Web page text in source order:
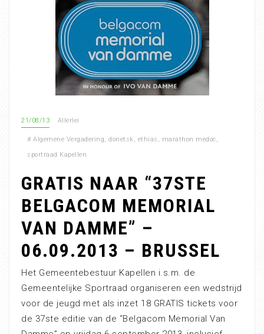
21/08/13 Allerlei
# Algemene Vergadering, donetsk, ethias , marathon medoc,
sportraad Kapellen
GRATIS NAAR “37STE
BELGACOM MEMORIAL
VAN DAMME” –
06.09.2013 – BRUSSEL
Het Gemeentebestuur Kapellen i.s.m. de
Gemeentelijke Sportraad organiseren een wedstrijd
voor de jeugd met als inzet 18 GRATIS tickets voor
de 37ste editie van de “Belgacom Memorial Van